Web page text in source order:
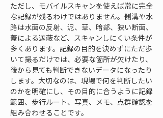
ただし、モバイルスキャンを使えば常に完全
な記録が残るわけではありません。側溝や水
路は水面の反射、泥、草、暗部、狭い断面、
蓋による遮蔽など、スキャンしにくい条件が
多くあります。記録の目的を決めずにただ歩
いて撮るだけでは、必要な箇所が欠けたり、
後から見ても判断できないデータになったり
します。大切なのは、現場で何を判断したい
のかを明確にし、その目的に合うように記録
範囲、歩行ルート、写真、メモ、点群確認を
組み合わせることです。